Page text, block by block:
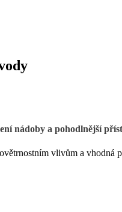
nádoby a pohodlnější
vlivům a vhodná